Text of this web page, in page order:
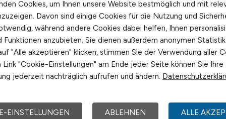
Menschen wieder in den Mittelpunkt stellt –
schließen sich hier nicht aus, sondern verstärken
besten Adresse für alle, die in der modernen Logistik
– das Fundament digitaler
Zeit und Genauigkeit – und genau das bietet
wird redaktionell geprüft und regelmäßig
bedeutet das: Wer sucht, findet nur echte, aktuelle
Cookies, um Ihnen unsere Website bestmöglich und mit
Davon sind einige Cookies für die Nutzung und
während andere Cookies dabei helfen, Ihnen
Funktionen anzubieten. Sie dienen außerdem anonymen
"Alle akzeptieren" klicken, stimmen Sie der Verwendung aller
"Cookie-Einstellungen" am Ende jeder Seite können Sie Ihre
jederzeit nachträglich aufrufen und ändern.
EINSTELLUNGEN ABLEHNEN ALLE